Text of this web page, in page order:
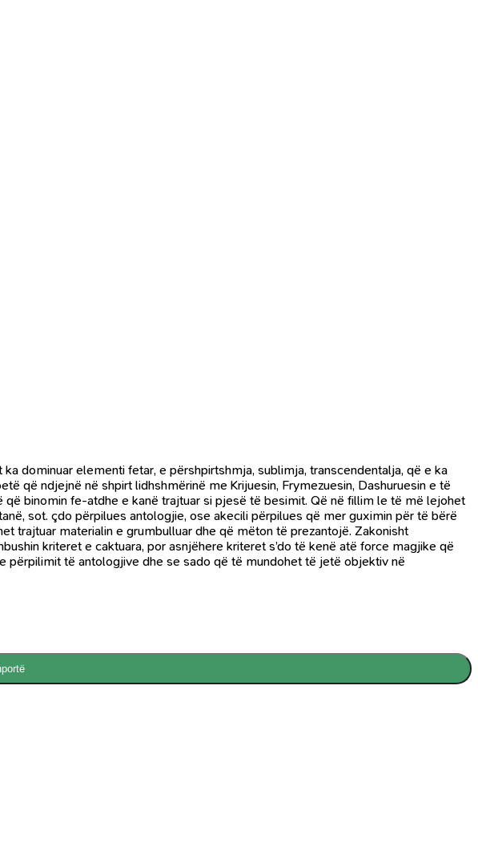
dominuar elementi fetar, e përshpirtshmja, sublimja, transcendentalja, që e ka
që ndjejnë në shpirt lidhshmërinë me Krijuesin, Frymezuesin, Dashuruesin e të
binomin fe-atdhe e kanë trajtuar si pjesë të besimit. Që në fillim le të më lejohet
sot. çdo përpilues antologjie, ose akecili përpilues që mer guximin për të bërë
trajtuar materialin e grumbulluar dhe që mëton të prezantojë. Zakonisht
kriteret e caktuara, por asnjëhere kriteret s’do të kenë atë force magjike që
përpilimit të antologjive dhe se sado që të mundohet të jetë objektiv në